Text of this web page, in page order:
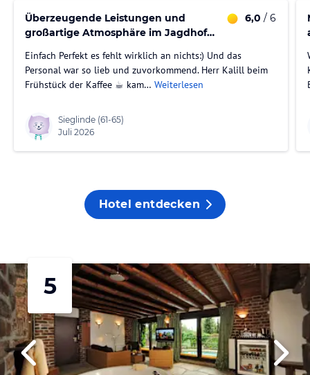
Überzeugende Leistungen und
großartige Atmosphäre im Jagdhof
6,0 / 6
Einfach Perfekt es fehlt wirklich an nichts:) Und das
Personal war so lieb und zuvorkommend. Herr Kalill beim
Frühstück der Kaffee ☕️ kam… Weiterlesen
Sieglinde (61-65)
Juli 2026
Hotel entdecken
5